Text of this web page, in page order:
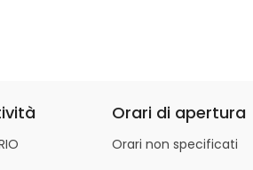
Orari di apertura
Orari non specificati